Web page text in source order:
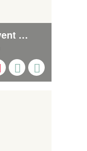
Im Interview: Absolvent Medien und Spielekonzeption M.A. Norman Henges